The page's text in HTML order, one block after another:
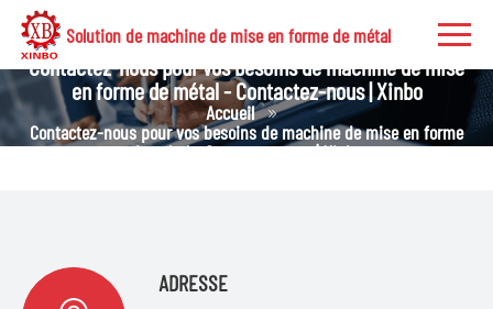
Solution de machine de mise en forme de métal
Contactez-nous pour vos besoins de machine de mise
en forme de métal - Contactez-nous | Xinbo
Accueil
Contactez-nous pour vos besoins de machine de mise en forme
de métal - Contactez-nous | Xinbo
ADRESSE